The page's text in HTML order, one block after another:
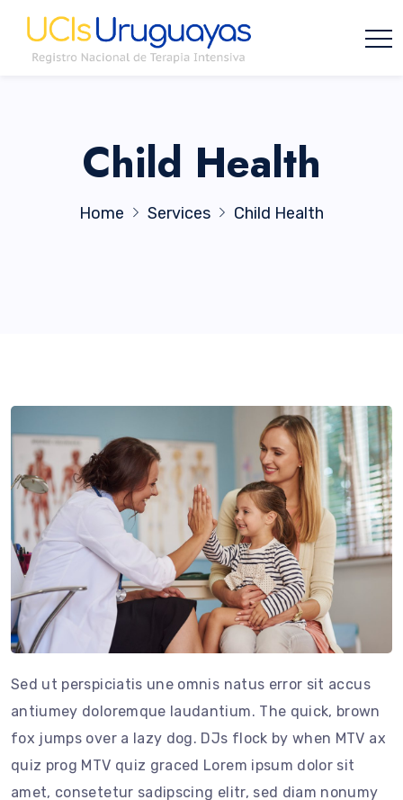
Child Health
Home Services Child Health
Sed ut perspiciatis une omnis natus error sit accus
antiumey doloremque laudantium. The quick, brown
fox jumps over a lazy dog. DJs flock by when MTV ax
quiz prog MTV quiz graced Lorem ipsum dolor sit
amet, consetetur sadipscing elitr, sed diam nonumy